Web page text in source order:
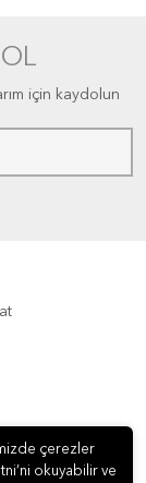
için kaydolun
çerezler
okuyabilir ve